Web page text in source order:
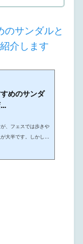
のサンダルと
介します
めのサンダ
、フェスでは歩きや
大半です。しかし、